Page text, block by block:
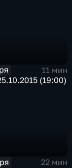
11 мин
(19:00)
22 мин